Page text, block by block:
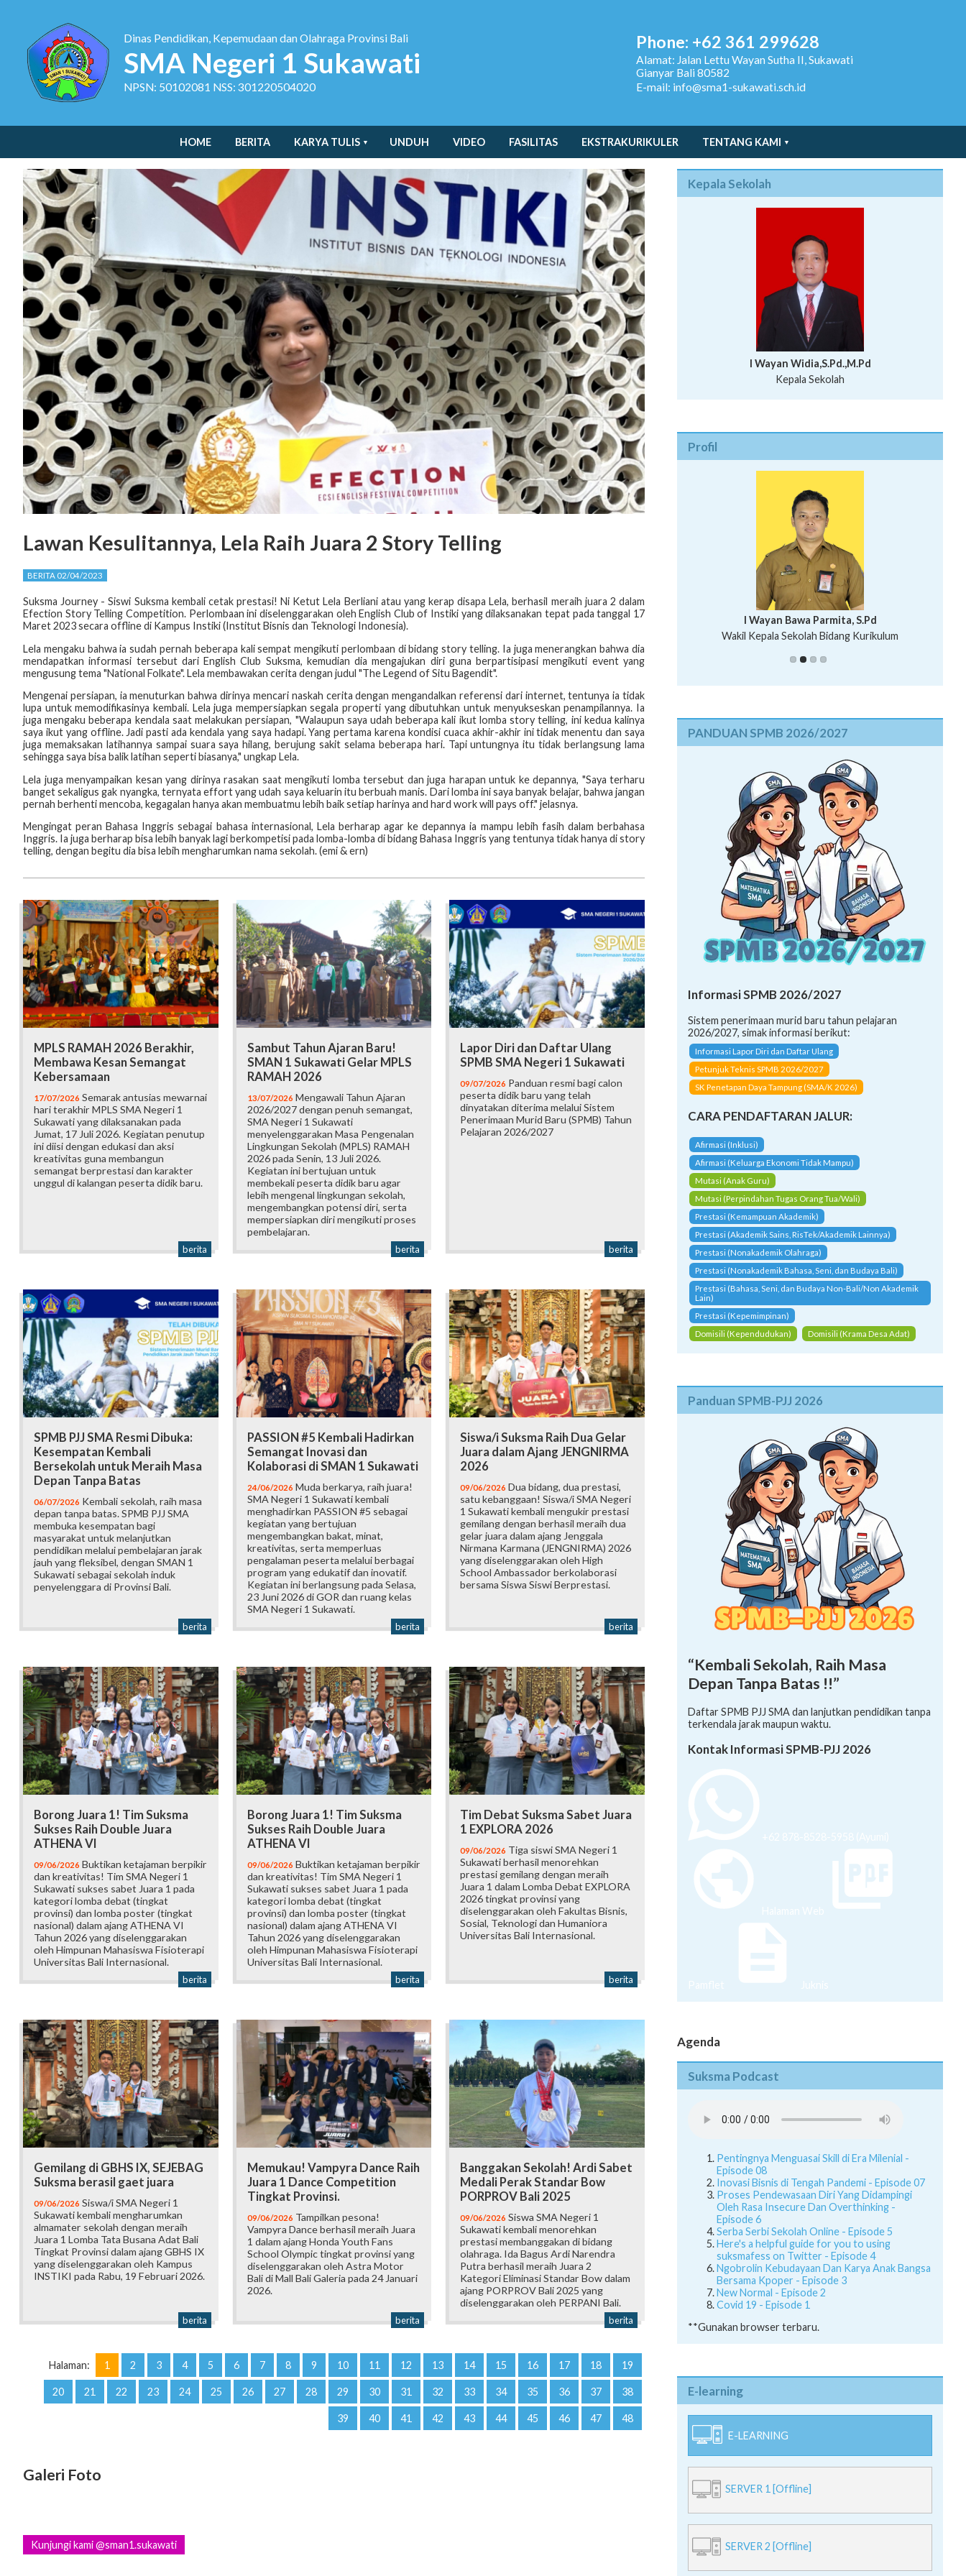
Dinas Pendidikan, Kepemudaan dan Olahraga Provinsi Bali
SMA Negeri 1 Sukawati
NPSN: 50102081 NSS: 301220504020
Phone: +62 361 299628
Alamat: Jalan Lettu Wayan Sutha II, Sukawati
Gianyar Bali 80582
E-mail: info@sma1-sukawati.sch.id
HOME BERITA KARYA TULIS UNDUH VIDEO FASILITAS EKSTRAKURIKULER TENTANG KAMI
Lawan Kesulitannya, Lela Raih Juara 2 Story Telling
BERITA 02/04/2023
Suksma Journey - Siswi Suksma kembali cetak prestasi! Ni Ketut Lela Berliani atau yang kerap disapa Lela, berhasil meraih juara 2 dalam
Efection Story Telling Competition. Perlombaan ini diselenggarakan oleh English Club of Instiki yang dilaksanakan tepat pada tanggal 17
Maret 2023 secara offline di Kampus Instiki (Institut Bisnis dan Teknologi Indonesia).
Lela mengaku bahwa ia sudah pernah beberapa kali sempat mengikuti perlombaan di bidang story telling. Ia juga menerangkan bahwa dia
mendapatkan informasi tersebut dari English Club Suksma, kemudian dia mengajukan diri guna berpartisipasi mengikuti event yang
mengusung tema "National Folkate". Lela membawakan cerita dengan judul "The Legend of Situ Bagendit".
Mengenai persiapan, ia menuturkan bahwa dirinya mencari naskah cerita dengan mengandalkan referensi dari internet, tentunya ia tidak
lupa untuk memodifikasinya kembali. Lela juga mempersiapkan segala properti yang dibutuhkan untuk menyukseskan penampilannya. Ia
juga mengaku beberapa kendala saat melakukan persiapan, "Walaupun saya udah beberapa kali ikut lomba story telling, ini kedua kalinya
saya ikut yang offline. Jadi pasti ada kendala yang saya hadapi. Yang pertama karena kondisi cuaca akhir-akhir ini tidak menentu dan saya
juga memaksakan latihannya sampai suara saya hilang, berujung sakit selama beberapa hari. Tapi untungnya itu tidak berlangsung lama
sehingga saya bisa balik latihan seperti biasanya," ungkap Lela.
Lela juga menyampaikan kesan yang dirinya rasakan saat mengikuti lomba tersebut dan juga harapan untuk ke depannya, "Saya terharu
banget sekaligus gak nyangka, ternyata effort yang udah saya keluarin itu berbuah manis. Dari lomba ini saya banyak belajar, bahwa jangan
pernah berhenti mencoba, kegagalan hanya akan membuatmu lebih baik setiap harinya and hard work will pays off." jelasnya.
Mengingat peran Bahasa Inggris sebagai bahasa internasional, Lela berharap agar ke depannya ia mampu lebih fasih dalam berbahasa
Inggris. Ia juga berharap bisa lebih banyak lagi berkompetisi pada lomba-lomba di bidang Bahasa Inggris yang tentunya tidak hanya di story
telling, dengan begitu dia bisa lebih mengharumkan nama sekolah. (emi & ern)
MPLS RAMAH 2026 Berakhir,
Membawa Kesan Semangat
Kebersamaan
17/07/2026 Semarak antusias mewarnai
hari terakhir MPLS SMA Negeri 1
Sukawati yang dilaksanakan pada
Jumat, 17 Juli 2026. Kegiatan penutup
ini diisi dengan edukasi dan aksi
kreativitas guna membangun
semangat berprestasi dan karakter
unggul di kalangan peserta didik baru.
berita
Sambut Tahun Ajaran Baru!
SMAN 1 Sukawati Gelar MPLS
RAMAH 2026
13/07/2026 Mengawali Tahun Ajaran
2026/2027 dengan penuh semangat,
SMA Negeri 1 Sukawati
menyelenggarakan Masa Pengenalan
Lingkungan Sekolah (MPLS) RAMAH
2026 pada Senin, 13 Juli 2026.
Kegiatan ini bertujuan untuk
membekali peserta didik baru agar
lebih mengenal lingkungan sekolah,
mengembangkan potensi diri, serta
mempersiapkan diri mengikuti proses
pembelajaran.
berita
Lapor Diri dan Daftar Ulang
SPMB SMA Negeri 1 Sukawati
09/07/2026 Panduan resmi bagi calon
peserta didik baru yang telah
dinyatakan diterima melalui Sistem
Penerimaan Murid Baru (SPMB) Tahun
Pelajaran 2026/2027
berita
SPMB PJJ SMA Resmi Dibuka:
Kesempatan Kembali
Bersekolah untuk Meraih Masa
Depan Tanpa Batas
06/07/2026 Kembali sekolah, raih masa
depan tanpa batas. SPMB PJJ SMA
membuka kesempatan bagi
masyarakat untuk melanjutkan
pendidikan melalui pembelajaran jarak
jauh yang fleksibel, dengan SMAN 1
Sukawati sebagai sekolah induk
penyelenggara di Provinsi Bali.
berita
PASSION #5 Kembali Hadirkan
Semangat Inovasi dan
Kolaborasi di SMAN 1 Sukawati
24/06/2026 Muda berkarya, raih juara!
SMA Negeri 1 Sukawati kembali
menghadirkan PASSION #5 sebagai
kegiatan yang bertujuan
mengembangkan bakat, minat,
kreativitas, serta memperluas
pengalaman peserta melalui berbagai
program yang edukatif dan inovatif.
Kegiatan ini berlangsung pada Selasa,
23 Juni 2026 di GOR dan ruang kelas
SMA Negeri 1 Sukawati.
berita
Siswa/i Suksma Raih Dua Gelar
Juara dalam Ajang JENGNIRMA
2026
09/06/2026 Dua bidang, dua prestasi,
satu kebanggaan! Siswa/i SMA Negeri
1 Sukawati kembali mengukir prestasi
gemilang dengan berhasil meraih dua
gelar juara dalam ajang Jenggala
Nirmana Karmana (JENGNIRMA) 2026
yang diselenggarakan oleh High
School Ambassador berkolaborasi
bersama Siswa Siswi Berprestasi.
berita
Borong Juara 1! Tim Suksma
Sukses Raih Double Juara
ATHENA VI
09/06/2026 Buktikan ketajaman berpikir
dan kreativitas! Tim SMA Negeri 1
Sukawati sukses sabet Juara 1 pada
kategori lomba debat (tingkat
provinsi) dan lomba poster (tingkat
nasional) dalam ajang ATHENA VI
Tahun 2026 yang diselenggarakan
oleh Himpunan Mahasiswa Fisioterapi
Universitas Bali Internasional.
berita
Borong Juara 1! Tim Suksma
Sukses Raih Double Juara
ATHENA VI
09/06/2026 Buktikan ketajaman berpikir
dan kreativitas! Tim SMA Negeri 1
Sukawati sukses sabet Juara 1 pada
kategori lomba debat (tingkat
provinsi) dan lomba poster (tingkat
nasional) dalam ajang ATHENA VI
Tahun 2026 yang diselenggarakan
oleh Himpunan Mahasiswa Fisioterapi
Universitas Bali Internasional.
berita
Tim Debat Suksma Sabet Juara
1 EXPLORA 2026
09/06/2026 Tiga siswi SMA Negeri 1
Sukawati berhasil menorehkan
prestasi gemilang dengan meraih
Juara 1 dalam Lomba Debat EXPLORA
2026 tingkat provinsi yang
diselenggarakan oleh Fakultas Bisnis,
Sosial, Teknologi dan Humaniora
Universitas Bali Internasional.
berita
Gemilang di GBHS IX, SEJEBAG
Suksma berasil gaet juara
09/06/2026 Siswa/i SMA Negeri 1
Sukawati kembali mengharumkan
almamater sekolah dengan meraih
Juara 1 Lomba Tata Busana Adat Bali
Tingkat Provinsi dalam ajang GBHS IX
yang diselenggarakan oleh Kampus
INSTIKI pada Rabu, 19 Februari 2026.
berita
Memukau! Vampyra Dance Raih
Juara 1 Dance Competition
Tingkat Provinsi.
09/06/2026 Tampilkan pesona!
Vampyra Dance berhasil meraih Juara
1 dalam ajang Honda Youth Fans
School Olympic tingkat provinsi yang
diselenggarakan oleh Astra Motor
Bali di Mall Bali Galeria pada 24 Januari
2026.
berita
Banggakan Sekolah! Ardi Sabet
Medali Perak Standar Bow
PORPROV Bali 2025
09/06/2026 Siswa SMA Negeri 1
Sukawati kembali menorehkan
prestasi membanggakan di bidang
olahraga. Ida Bagus Ardi Narendra
Putra berhasil meraih Juara 2
Kategori Eliminasi Standar Bow dalam
ajang PORPROV Bali 2025 yang
diselenggarakan oleh PERPANI Bali.
berita
Halaman: 1 2 3 4 5 6 7 8 9 10 11 12 13 14 15 16 17 18 19
20 21 22 23 24 25 26 27 28 29 30 31 32 33 34 35 36 37 38
39 40 41 42 43 44 45 46 47 48
Galeri Foto
Kunjungi kami @sman1.sukawati
Kepala Sekolah
I Wayan Widia,S.Pd.,M.Pd
Kepala Sekolah
Profil
Putu Suhartana, S.Pd.
I Wayan Bawa Parmita, S.Pd
Wakil Kepala Sekolah Bidang Kurikulum
I Wayan Gede Aditya Pratita, S.Pd., M.Sn
Ni Wayan Nopi Sutantri, S.Pd.
PANDUAN SPMB 2026/2027
Informasi SPMB 2026/2027
Sistem penerimaan murid baru tahun pelajaran
2026/2027, simak informasi berikut:
Informasi Lapor Diri dan Daftar Ulang
Petunjuk Teknis SPMB 2026/2027
SK Penetapan Daya Tampung (SMA/K 2026)
CARA PENDAFTARAN JALUR:
Afirmasi (Inklusi)
Afirmasi (Keluarga Ekonomi Tidak Mampu)
Mutasi (Anak Guru)
Mutasi (Perpindahan Tugas Orang Tua/Wali)
Prestasi (Kemampuan Akademik)
Prestasi (Akademik Sains, RisTek/Akademik Lainnya)
Prestasi (Nonakademik Olahraga)
Prestasi (Nonakademik Bahasa, Seni, dan Budaya Bali)
Prestasi (Bahasa, Seni, dan Budaya Non-Bali/Non Akademik
Lain)
Prestasi (Kepemimpinan)
Domisili (Kependudukan)
Domisili (Krama Desa Adat)
Panduan SPMB-PJJ 2026
“Kembali Sekolah, Raih Masa
Depan Tanpa Batas !!”
Daftar SPMB PJJ SMA dan lanjutkan pendidikan tanpa
terkendala jarak maupun waktu.
Kontak Informasi SPMB-PJJ 2026
+62 878-8528-5958 (Ayumi)
Halaman Web
Pamflet Juknis
Agenda
Suksma Podcast
Pentingnya Menguasai Skill di Era Milenial -
Episode 08
Inovasi Bisnis di Tengah Pandemi - Episode 07
Proses Pendewasaan Diri Yang Didampingi
Oleh Rasa Insecure Dan Overthinking -
Episode 6
Serba Serbi Sekolah Online - Episode 5
Here's a helpful guide for you to using
suksmafess on Twitter - Episode 4
Ngobrolin Kebudayaan Dan Karya Anak Bangsa
Bersama Kpoper - Episode 3
New Normal - Episode 2
Covid 19 - Episode 1
**Gunakan browser terbaru.
E-learning
E-LEARNING
SERVER 1 [Offline]
SERVER 2 [Offline]